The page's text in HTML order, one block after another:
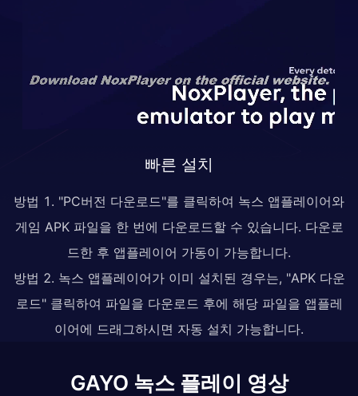
빠른 설치
방법 1. "PC버전 다운로드"를 클릭하여 녹스 앱플레이어와
게임 APK 파일을 한 번에 다운로드할 수 있습니다. 다운로
드한 후 앱플레이어 가동이 가능합니다.
방법 2. 녹스 앱플레이어가 이미 설치된 경우는, "APK 다운
로드" 클릭하여 파일을 다운로드 후에 해당 파일을 앱플레
이어에 드래그하시면 자동 설치 가능합니다.
GAYO 녹스 플레이 영상